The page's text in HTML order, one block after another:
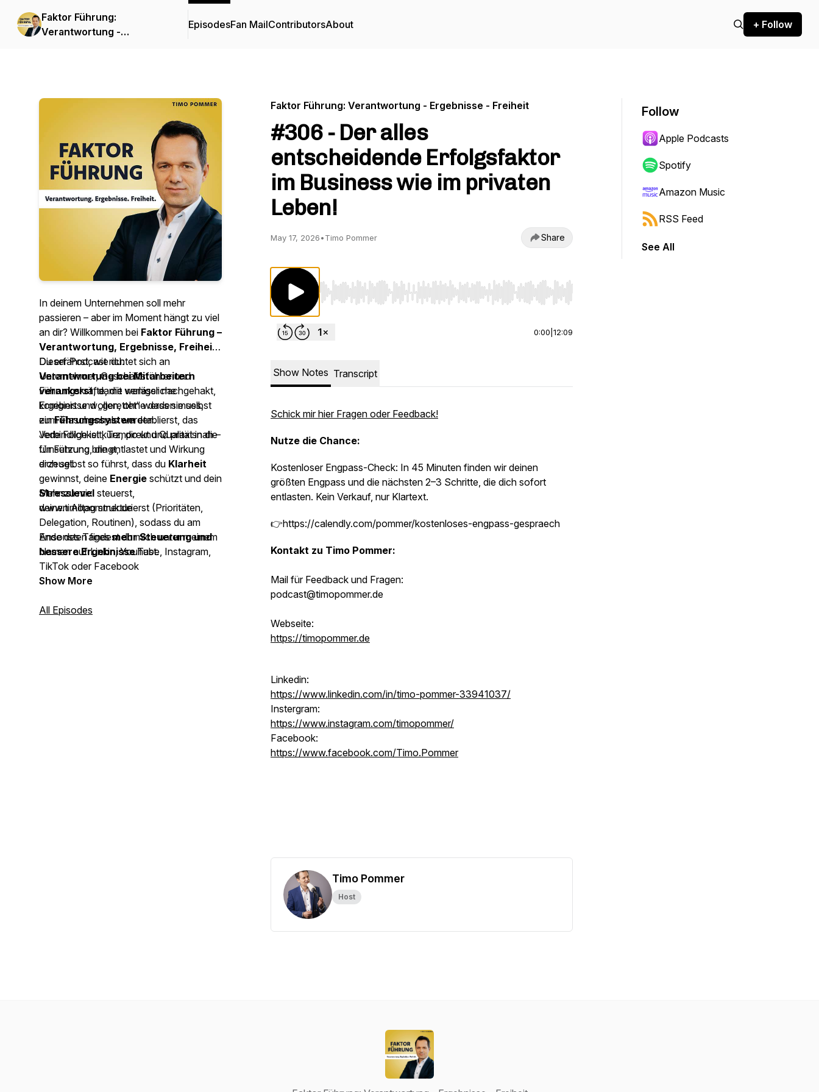
Faktor Führung:
Verantwortung -
EpisodesFan MailContributorsAbout + Follow
In deinem Unternehmen soll mehr
passieren – aber im Moment hängt zu viel
an dir? Willkommen bei Faktor Führung –
Verantwortung, Ergebnisse, Freiheit.
Dieser Podcast richtet sich an
Unternehmer, Geschäftsführer und
Führungskräfte, die verlässliche
Ergebnisse wollen, ohne dass sie selbst
zum Flaschenhals werden.
Du erfährst, wie du:
Verantwortung bei Mitarbeitern
verankerst, damit weniger nachgehakt,
korrigiert und „gerettet“ werden muss,
einFührungssystemetablierst, das
Verbindlichkeit, Tempo und Qualität in die
Umsetzung bringt,
dich selbst so führst, dass du Klarheit
gewinnst, deine Energie schützt und dein
Stresslevel steuerst,
deinen Alltag strukturierst (Prioritäten,
Delegation, Routinen), sodass du am
Ende des Tagesmehr Steuerung und
bessere Ergebnissehast.
Jede Folge ist kurz, direkt und praxisnah –
für Führung, die entlastet und Wirkung
erzeugt.
Mehr zu mir:
www.timopommer.de
Ansonsten findest du mich unter meinem
Namen auf Linkin, YouTube, Instagram,
TikTok oder Facebook
Show More
All Episodes
Faktor Führung: Verantwortung - Ergebnisse - Freiheit
#306 - Der alles
entscheidende Erfolgsfaktor
im Business wie im privaten
Leben!
May 17, 2026•Timo Pommer Share
Use Left/Right to seek, Home/End to jump to start or end. Hold shift to jump forward or backward.
0:00 12:09
Show Notes Transcript
Schick mir hier Fragen oder Feedback!
Nutze die Chance:
Kostenloser Engpass-Check: In 45 Minuten finden wir deinen
größten Engpass und die nächsten 2–3 Schritte, die dich sofort
entlasten. Kein Verkauf, nur Klartext.
👉https://calendly.com/pommer/kostenloses-engpass-gespraech
Kontakt zu Timo Pommer:
Mail für Feedback und Fragen:
podcast@timopommer.de
Webseite:
https://timopommer.de
Linkedin:
https://www.linkedin.com/in/timo-pommer-33941037/
Instergram:
https://www.instagram.com/timopommer/
Facebook:
https://www.facebook.com/Timo.Pommer
Timo Pommer
Host
Follow
Apple Podcasts
Spotify
Amazon Music
RSS Feed
See All